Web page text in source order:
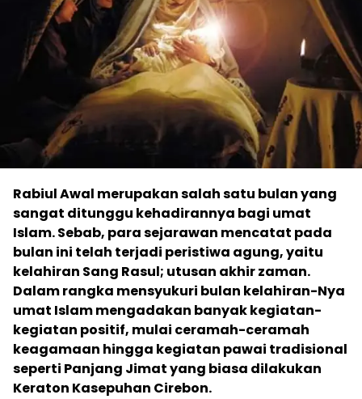
Rabiul Awal merupakan salah satu bulan yang
sangat ditunggu kehadirannya bagi umat
Islam. Sebab, para sejarawan mencatat pada
bulan ini telah terjadi peristiwa agung, yaitu
kelahiran Sang Rasul; utusan akhir zaman.
Dalam rangka mensyukuri bulan kelahiran-Nya
umat Islam mengadakan banyak kegiatan-
kegiatan positif, mulai ceramah-ceramah
keagamaan hingga kegiatan pawai tradisional
seperti Panjang Jimat yang biasa dilakukan
Keraton Kasepuhan Cirebon.